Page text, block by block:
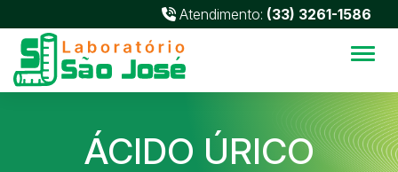
Atendimento: (33) 3261-1586
ÁCIDO ÚRICO